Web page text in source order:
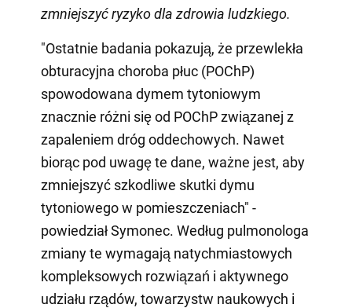
zmniejszyć ryzyko dla zdrowia ludzkiego.
"Ostatnie badania pokazują, że przewlekła
obturacyjna choroba płuc (POChP)
spowodowana dymem tytoniowym
znacznie różni się od POChP związanej z
zapaleniem dróg oddechowych. Nawet
biorąc pod uwagę te dane, ważne jest, aby
zmniejszyć szkodliwe skutki dymu
tytoniowego w pomieszczeniach" -
powiedział Symonec. Według pulmonologa
zmiany te wymagają natychmiastowych
kompleksowych rozwiązań i aktywnego
udziału rządów, towarzystw naukowych i